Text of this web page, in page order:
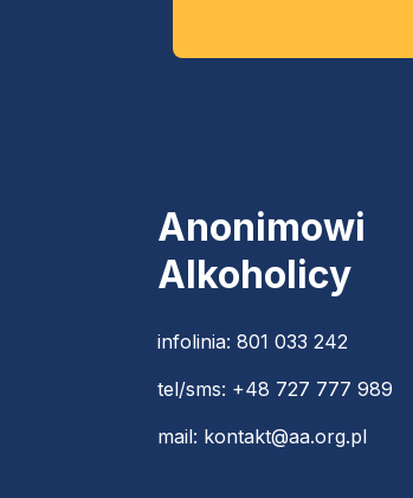
Anonimowi
Alkoholicy
infolinia: 801 033 242
tel/sms: +48 727 777 989
mail: kontakt@aa.org.pl